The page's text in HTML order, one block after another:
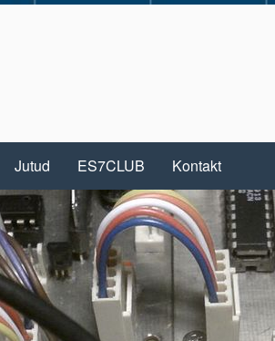
Jutud ES7CLUB Kontakt